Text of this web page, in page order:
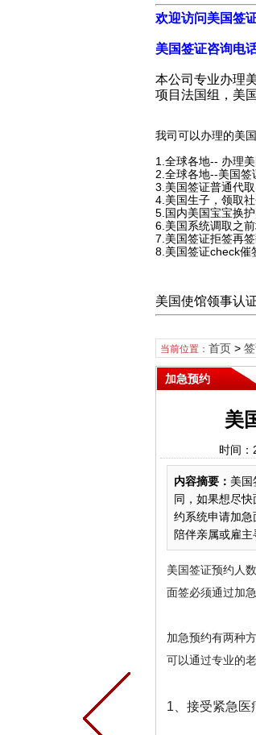
欢迎访问美国签
美国签证咨询电
本公司专业办理
项目法国组，美
我司可以办理的美
1. 全球各地-- 办理
2.全球各地--美国签
3.美国签证普通代
4.美国生子，领取
5.国内美国宝宝换
6.美国系统调取之
7.美国签证拒签再签
8.美国签证check催
美国使馆领事认
当前位置： 首页>
加急预约
美
时间
内容摘要： 美国
同，如果想尽
约系统申请加急
陪伴亲属或雇主
美国签证预约人
面签必须通过加急
加急预约有两种
可以通过专业的
1、接受紧急医